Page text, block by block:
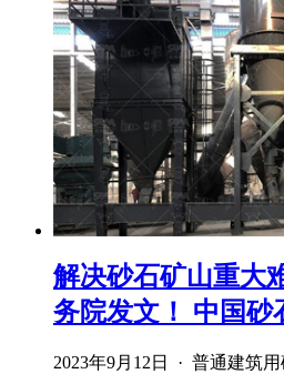
解决砂石矿山重大
务院发文！ 中国砂
2023年9月12日 · 普通建筑